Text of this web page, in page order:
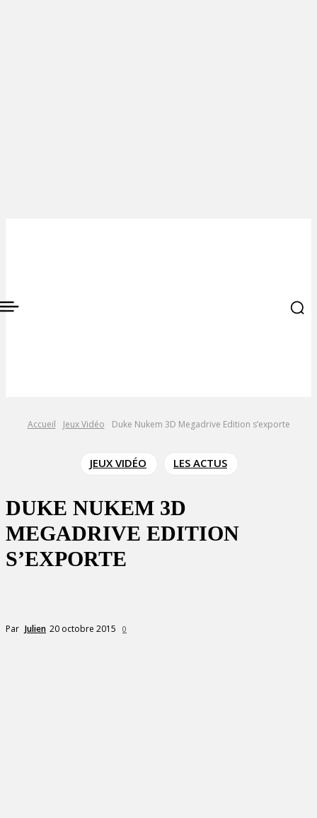
Accueil Jeux Vidéo Duke Nukem 3D Megadrive Edition s’exporte
JEUX VIDÉO LES ACTUS
DUKE NUKEM 3D
MEGADRIVE EDITION
S’EXPORTE
Par Julien 20 octobre 2015 0